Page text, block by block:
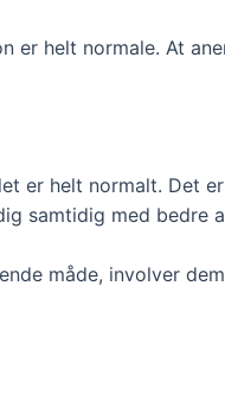
helt normale. At
er helt normalt. Det
samtidig med bedre
måde, involver